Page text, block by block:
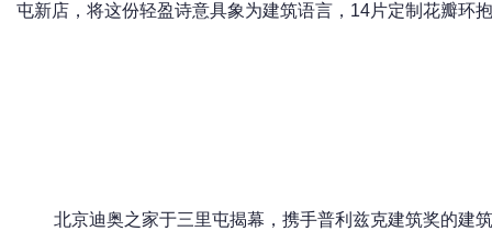
屯新店，将这份轻盈诗意具象为建筑语言，14片定制花瓣环
北京迪奥之家于三里屯揭幕，携手普利兹克建筑奖的建